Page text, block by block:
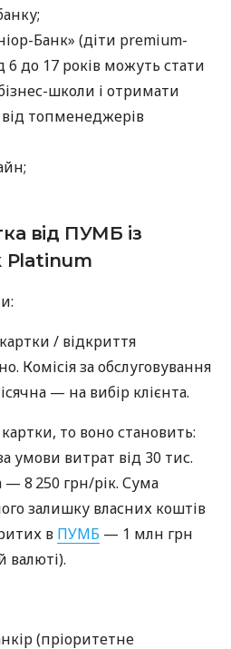
Банк» (діти premium-
6 до 17 років можуть стати
школи і отримати
топменеджерів
від ПУМБ із
Platinum
/ відкриття
Комісія за обслуговування
— на вибір клієнта.
то воно становить:
умови витрат від 30 тис.
— 8 250 грн/рік. Сума
залишку власних коштів
в ПУМБ — 1 млн грн
валюті).
(пріоритетне